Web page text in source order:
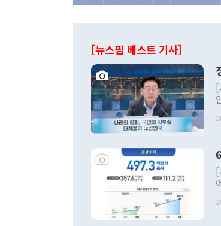
[뉴스핌 베스트 기사]
[
다. [정동영 통
[
료=